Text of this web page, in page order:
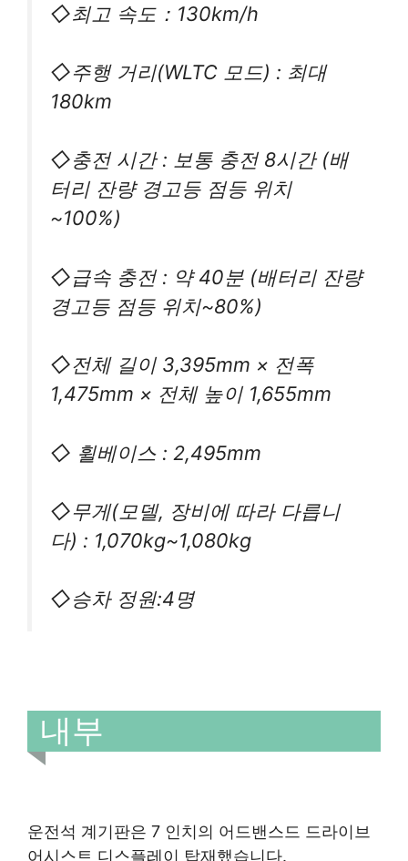
◇최고 속도：130km/h
◇주행 거리(WLTC 모드) : 최대
180km
◇충전 시간 : 보통 충전 8시간 (배
터리 잔량 경고등 점등 위치
~100%)
◇급속 충전 : 약 40분 (배터리 잔량
경고등 점등 위치~80%)
◇전체 길이 3,395mm × 전폭
1,475mm × 전체 높이 1,655mm
◇ 휠베이스 : 2,495mm
◇무게(모델, 장비에 따라 다릅니
다) : 1,070kg~1,080kg
◇승차 정원:4명
내부
운전석 계기판은 7 인치의 어드밴스드 드라이브
어시스트 디스플레이 탑재했습니다.